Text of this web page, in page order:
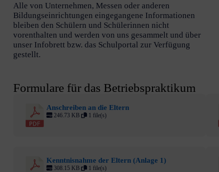
Alle von Unternehmen, Messen oder anderen
Bildungseinrichtungen eingegangene Informationen
bleiben den Schülern und Schülerinnen nicht
vorenthalten und werden von uns gesammelt und über
unser Infobrett bzw. das Schulportal zur Verfügung
gestellt.
Formulare für das Betriebspraktikum
Anschreiben an die Eltern
246.73 KB 1 file(s)
Kenntnisnahme der Eltern (Anlage 1)
308.15 KB 1 file(s)